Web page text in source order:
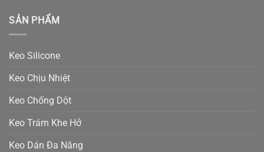
SẢN PHẨM
Keo Silicone
Keo Chịu Nhiệt
Keo Chống Dột
Keo Trám Khe Hở
Keo Dán Đa Năng